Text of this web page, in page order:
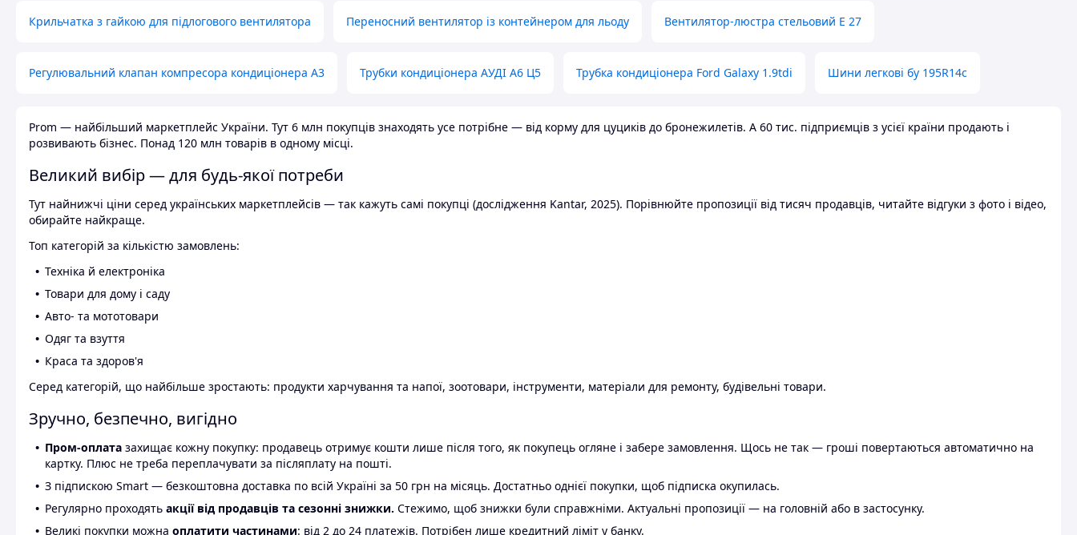
Крильчатка з гайкою для підлогового вентилятора Переносний вентилятор із контейнером для льоду Вентилятор-люстра стельовий E 27
Регулювальний клапан компресора кондиціонера А3 Трубки кондиціонера АУДІ А6 Ц5 Трубка кондиціонера Ford Galaxy 1.9tdi Шини легкові бу 195R14c
Prom — найбільший маркетплейс України. Тут 6 млн покупців знаходять усе потрібне — від корму для цуциків до бронежилетів. А 60 тис. підприємців з усієї країни продають і
розвивають бізнес. Понад 120 млн товарів в одному місці.
Великий вибір — для будь-якої потреби
Тут найнижчі ціни серед українських маркетплейсів — так кажуть самі покупці (дослідження Kantar, 2025). Порівнюйте пропозиції від тисяч продавців, читайте відгуки з фото і відео,
обирайте найкраще.
Топ категорій за кількістю замовлень:
Техніка й електроніка
Товари для дому і саду
Авто- та мототовари
Одяг та взуття
Краса та здоров'я
Серед категорій, що найбільше зростають: продукти харчування та напої, зоотовари, інструменти, матеріали для ремонту, будівельні товари.
Зручно, безпечно, вигідно
Пром-оплата захищає кожну покупку: продавець отримує кошти лише після того, як покупець огляне і забере замовлення. Щось не так — гроші повертаються автоматично на
картку. Плюс не треба переплачувати за післяплату на пошті.
З підпискою Smart — безкоштовна доставка по всій Україні за 50 грн на місяць. Достатньо однієї покупки, щоб підписка окупилась.
Регулярно проходять акції від продавців та сезонні знижки. Стежимо, щоб знижки були справжніми. Актуальні пропозиції — на головній або в застосунку.
Великі покупки можна оплатити частинами: від 2 до 24 платежів. Потрібен лише кредитний ліміт у банку.